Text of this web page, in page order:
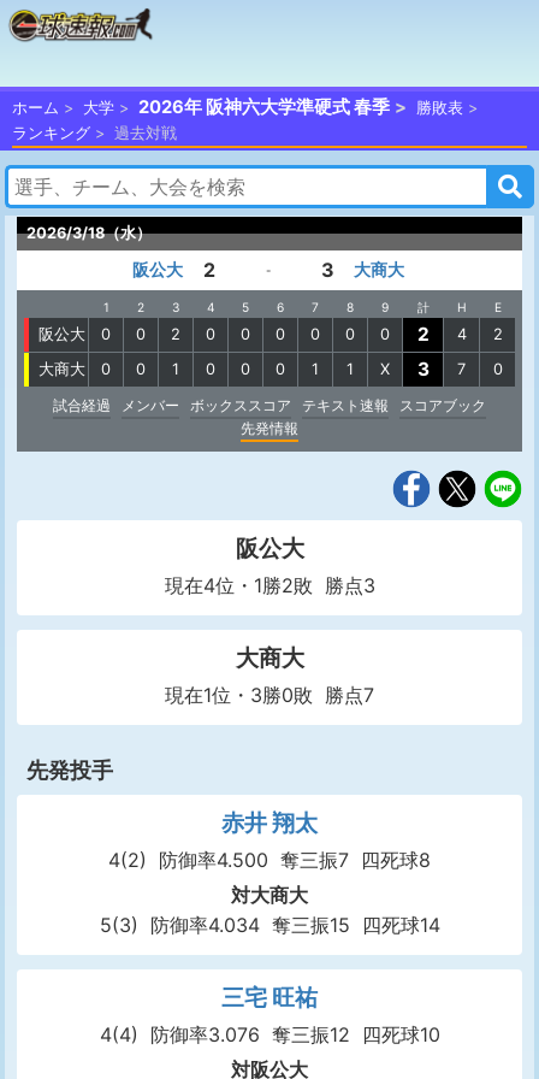
ホーム 大学 2026年 阪神六大学準硬式 春季
勝敗表
ランキング
過去対戦
2026/3/18（水）
阪公大 2 - 3 大商大
1 2 3 4 5 6 7 8 9 計 H E
阪公大 0 0 2 0 0 0 0 0 0 2 4
2
大商大
0 0 1 0 0 0 1 1 X 3 7
0
試合経過
メンバー ボックススコア テキスト速報
スコアブック
先発情報
阪公大
現在4位・1勝2敗 勝点3
大商大
現在1位・3勝0敗 勝点7
先発投手
赤井 翔太
4(2) 防御率4.500 奪三振7 四死球8
対大商大
5(3)
防御率4.034 奪三振15 四死球14
三宅 旺祐
4(4) 防御率3.076 奪三振12
四死球10
対阪公大